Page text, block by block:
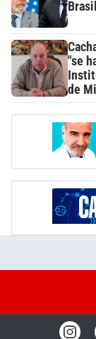
Brasil
"se
de